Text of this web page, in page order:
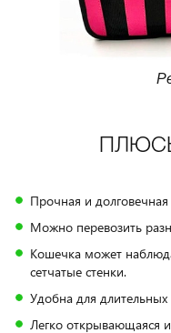
Прочная и долговечная
Можно перевозить
Кошечка может
сетчатые стенки.
Удобна для длительных
Легко открывающаяся